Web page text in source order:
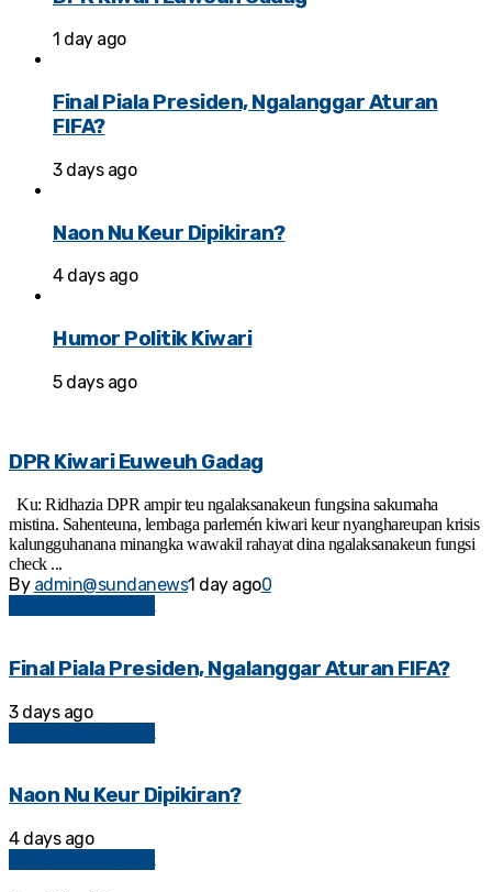
1 day ago
Final Piala Presiden, Ngalanggar Aturan
FIFA?
3 days ago
Naon Nu Keur Dipikiran?
4 days ago
Humor Politik Kiwari
5 days ago
DPR Kiwari Euweuh Gadag
Ku: Ridhazia DPR ampir teu ngalaksanakeun fungsina sakumaha
mistina. Sahenteuna, lembaga parlemén kiwari keur nyanghareupan krisis
kalungguhanana minangka wawakil rahayat dina ngalaksanakeun fungsi
check ...
By admin@sundanews1 day ago0
Final Piala Presiden, Ngalanggar Aturan FIFA?
3 days ago
Naon Nu Keur Dipikiran?
4 days ago